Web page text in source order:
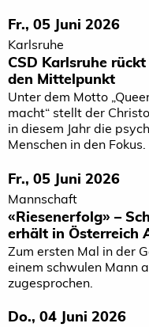
Fr., 05 Juni 2026
Karlsruhe
CSD Karlsruhe
den Mittelpunkt
Unter dem Motto
macht“ stellt der
in diesem Jahr die
Menschen in den Fokus.
Fr., 05 Juni 2026
Mannschaft
«Riesenerfolg» –
erhält in Österreich
Zum ersten Mal in der
einem schwulen Mann
zugesprochen.
Do., 04 Juni 2026